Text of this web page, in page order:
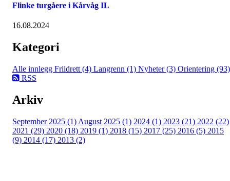
Flinke turgåere i Kårvåg IL
16.08.2024
Kategori
Alle innlegg Friidrett (4) Langrenn (1) Nyheter (3) Orientering (93)
RSS
Arkiv
September 2025 (1) August 2025 (1) 2024 (1) 2023 (21) 2022 (22)
2021 (29) 2020 (18) 2019 (1) 2018 (15) 2017 (25) 2016 (5) 2015
(9) 2014 (17) 2013 (2)